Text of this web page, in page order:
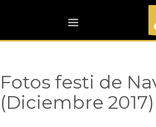
Fotos festi de
(Diciembre 2017)